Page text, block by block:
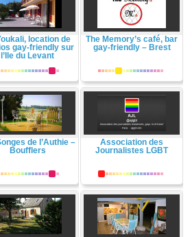
location de
gay-friendly sur
l’Ile du Levant
The Memory’s café, bar
gay-friendly – Brest
de l’Authie –
Boufflers
Association des
Journalistes LGBT